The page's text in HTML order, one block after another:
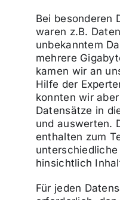
Bei besonderen
waren z.B.
unbekanntem
mehrere
kamen wir an
Hilfe der
konnten wir
Datensätze in
und auswerten.
enthalten zum
hinsichtlich
Für jeden